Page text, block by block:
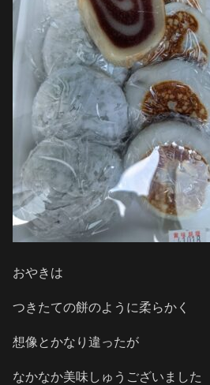
おやきは
つきたての餅のように柔らかく
想像とかなり違ったが
なかなか美味しゅうございました